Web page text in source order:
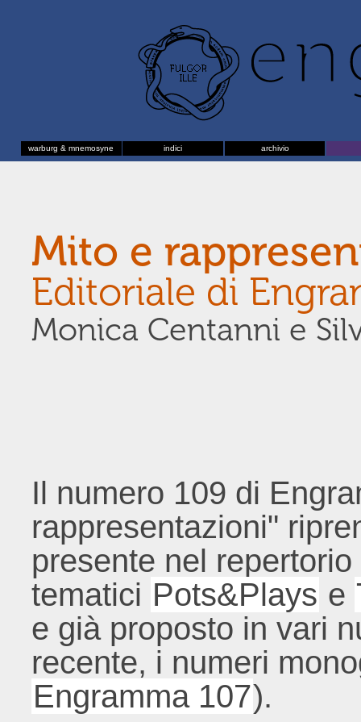
warburg & mnemosyne indici archivio
Mito e
Editoriale di
Monica Centanni e
Il numero 109 di
rappresentazioni"
presente nel
tematici Pots&Plays e
e già proposto in vari
recente, i numeri
Engramma 107).